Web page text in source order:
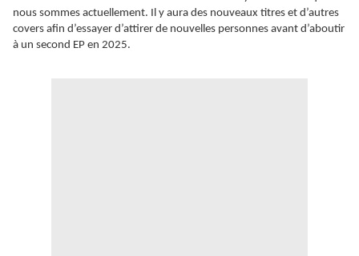
nous sommes actuellement. Il y aura des nouveaux titres et d’autres
covers afin d’essayer d’attirer de nouvelles personnes avant d’aboutir
à un second EP en 2025.